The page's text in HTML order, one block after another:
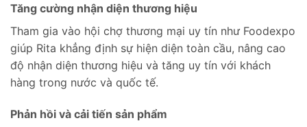
Tăng cường nhận diện thương hiệu
Tham gia vào hội chợ thương mại uy tín như Foodexpo
giúp Rita khẳng định sự hiện diện toàn cầu, nâng cao
độ nhận diện thương hiệu và tăng uy tín với khách
hàng trong nước và quốc tế.
Phản hồi và cải tiến sản phẩm